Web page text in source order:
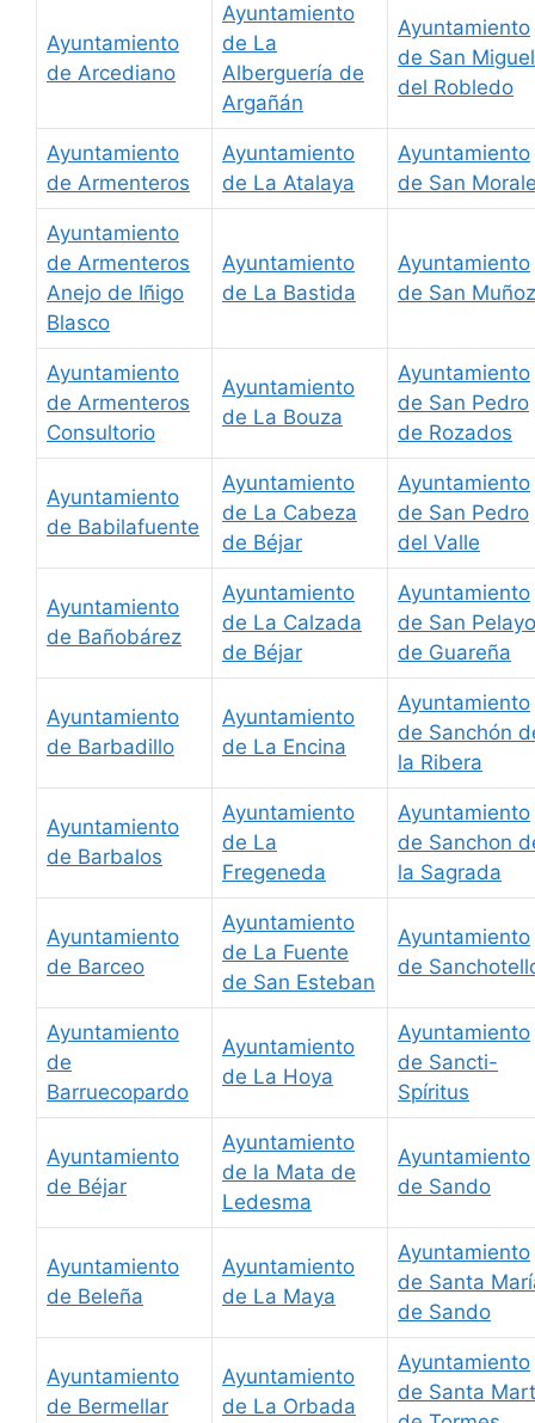
Ayuntamiento
de Arcediano
Ayuntamiento
de La
Alberguería de
Argañán
Ayuntamiento
de San Miguel
del Robledo
Ayuntamiento
de Armenteros
Ayuntamiento
de La Atalaya
Ayuntamiento
de San
Ayuntamiento
de Armenteros
Anejo de Iñigo
Blasco
Ayuntamiento
de La Bastida
Ayuntamiento
de San Muñoz
Ayuntamiento
de Armenteros
Consultorio
Ayuntamiento
de La Bouza
Ayuntamiento
de San Pedro
de Rozados
Ayuntamiento
de Babilafuente
Ayuntamiento
de La Cabeza
de Béjar
Ayuntamiento
de San Pedro
del Valle
Ayuntamiento
de Bañobárez
Ayuntamiento
de La Calzada
de Béjar
Ayuntamiento
de San Pelayo
de Guareña
Ayuntamiento
de Barbadillo
Ayuntamiento
de La Encina
Ayuntamiento
de Sanchón
la Ribera
Ayuntamiento
de Barbalos
Ayuntamiento
de La
Fregeneda
Ayuntamiento
de Sanchon
la Sagrada
Ayuntamiento
de Barceo
Ayuntamiento
de La Fuente
de San Esteban
Ayuntamiento
de
Ayuntamiento
de
Barruecopardo
Ayuntamiento
de La Hoya
Ayuntamiento
de Sancti-
Spíritus
Ayuntamiento
de Béjar
Ayuntamiento
de la Mata de
Ledesma
Ayuntamiento
de Sando
Ayuntamiento
de Beleña
Ayuntamiento
de La Maya
Ayuntamiento
de Santa
de Sando
Ayuntamiento
de Bermellar
Ayuntamiento
de La Orbada
Ayuntamiento
de Santa